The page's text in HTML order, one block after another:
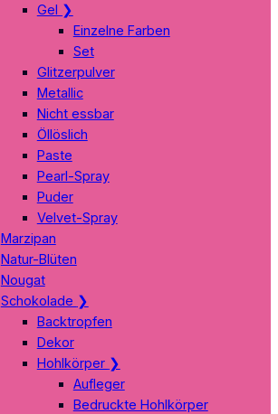
Gel ❯
Einzelne Farben
Set
Glitzerpulver
Metallic
Nicht essbar
Öllöslich
Paste
Pearl-Spray
Puder
Velvet-Spray
Marzipan
Natur-Blüten
Nougat
Schokolade ❯
Backtropfen
Dekor
Hohlkörper ❯
Aufleger
Bedruckte Hohlkörper